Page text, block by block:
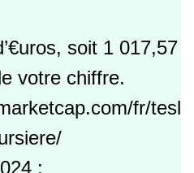
soit 1 017,57
votre chiffre.
fr/tesl
: